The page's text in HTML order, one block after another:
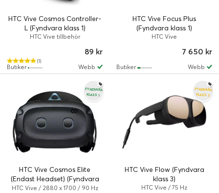
HTC Vive Cosmos Controller-
L (Fyndvara klass 1)
HTC Vive tillbehör
(1)
89 kr
Webb
Butiker
HTC Vive Focus Plus
(Fyndvara klass 1)
HTC Vive
7 650 kr
Webb
Butiker
FYNDVARA
KLASS 1
HTC Vive Cosmos Elite
(Endast Headset) (Fyndvara
klass 1)
HTC Vive / 2880 x 1700 / 90 Hz
FYNDVARA
KLASS 3
HTC Vive Flow (Fyndvara
klass 3)
HTC Vive / 75 Hz